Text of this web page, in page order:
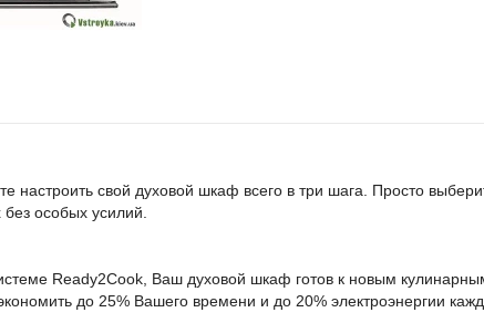
настроить свой духовой шкаф всего в три шага. Просто
особых усилий.
Ready2Cook, Ваш духовой шкаф готов к новым
до 25% Вашего времени и до 20% электроэнергии